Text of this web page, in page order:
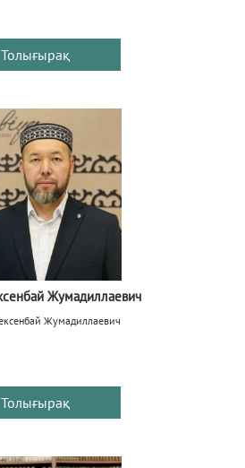
Толығырақ
Жумадиллаевич
Жумадиллаевич
Толығырақ